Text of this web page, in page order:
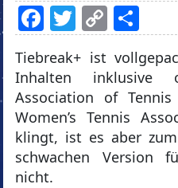
Facebook
Twitter
Copy
Link
Tiebreak+ ist
Inhalten inklusive
Association of
Women’s Tennis
klingt, ist es aber
schwachen Version
nicht.